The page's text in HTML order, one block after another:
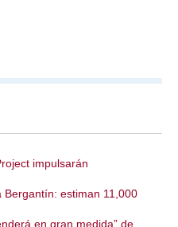
impulsarán
Bergantín: estiman 11,000
en gran medida” de